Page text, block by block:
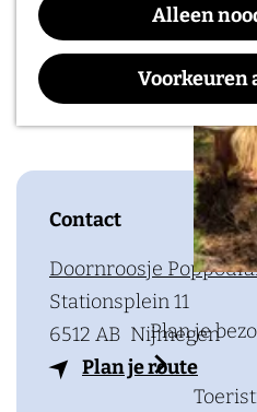
Alleen
Voorkeuren
Plan je
Waar:
Doornroosje
Contact
Doornroosje
Stationsplein 11
6512 AB Nijmegen
Plan je routen
a